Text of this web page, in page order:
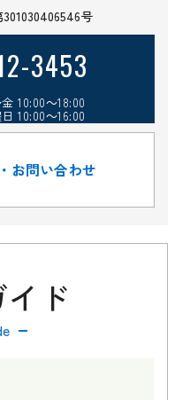
号
3453
10:00～18:00
10:00～16:00
お問い合わせ
ド